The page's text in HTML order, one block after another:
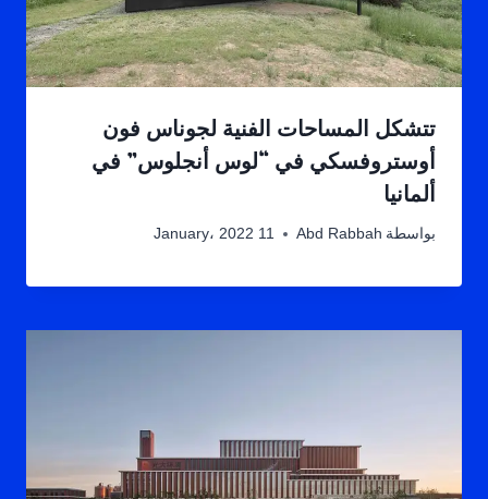
تتشكل المساحات الفنية لجوناس فون
أوستروفسكي في “لوس أنجلوس” في
ألمانيا
بواسطة Abd Rabbah 11 January، 2022